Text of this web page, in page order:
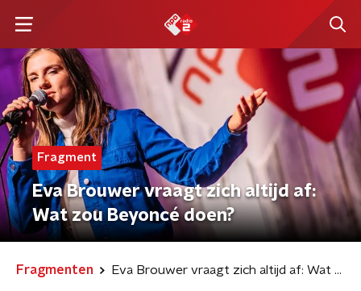
Fragment
Eva Brouwer vraagt zich altijd af:
Wat zou Beyoncé doen?
Fragmenten Eva Brouwer vraagt zich altijd af: Wat zou Beyoncé doen?